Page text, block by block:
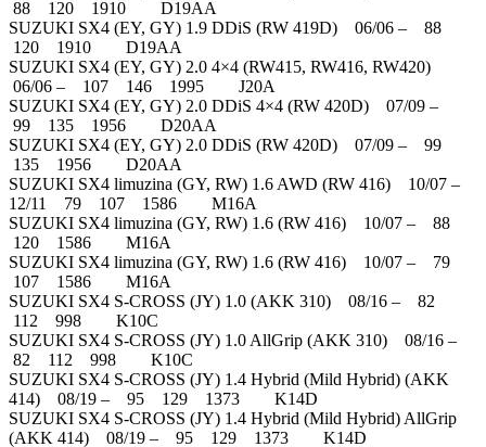
88 120 1910 D19AA
SUZUKI SX4 (EY, GY) 1.9 DDiS (RW 419D) 06/06 – 88
120 1910 D19AA
SUZUKI SX4 (EY, GY) 2.0 4×4 (RW415, RW416, RW420)
06/06 – 107 146 1995 J20A
SUZUKI SX4 (EY, GY) 2.0 DDiS 4×4 (RW 420D) 07/09 –
99 135 1956 D20AA
SUZUKI SX4 (EY, GY) 2.0 DDiS (RW 420D) 07/09 – 99
135 1956 D20AA
SUZUKI SX4 limuzina (GY, RW) 1.6 AWD (RW 416) 10/07 –
12/11 79 107 1586 M16A
SUZUKI SX4 limuzina (GY, RW) 1.6 (RW 416) 10/07 – 88
120 1586 M16A
SUZUKI SX4 limuzina (GY, RW) 1.6 (RW 416) 10/07 – 79
107 1586 M16A
SUZUKI SX4 S-CROSS (JY) 1.0 (AKK 310) 08/16 – 82
112 998 K10C
SUZUKI SX4 S-CROSS (JY) 1.0 AllGrip (AKK 310) 08/16 –
82 112 998 K10C
SUZUKI SX4 S-CROSS (JY) 1.4 Hybrid (Mild Hybrid) (AKK
414) 08/19 – 95 129 1373 K14D
SUZUKI SX4 S-CROSS (JY) 1.4 Hybrid (Mild Hybrid) AllGrip
(AKK 414) 08/19 – 95 129 1373 K14D